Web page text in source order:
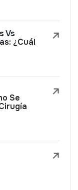
Vs
¿Cuál
Se